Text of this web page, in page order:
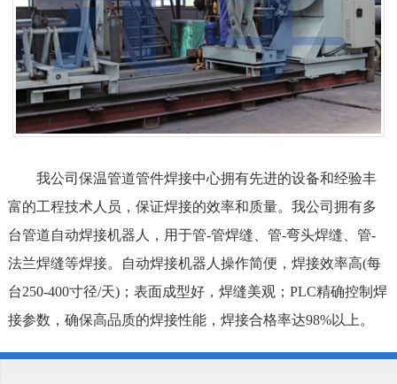
我公司 保温管道管件焊接中心拥有先进的设备和经验丰
富的工程技术人员，保证焊接的效率和质量。我公司拥有多
台管道自动焊接机器人，用于管-管焊缝、管-弯头焊缝、管-
法兰焊缝等焊接。自动焊接机器人操作简便，焊接效率高(每
台250-400寸径/天)；表面成型好，焊缝美观；PLC精确控制焊
接参数，确保高品质的焊接性能，焊接合格率达98%以上。